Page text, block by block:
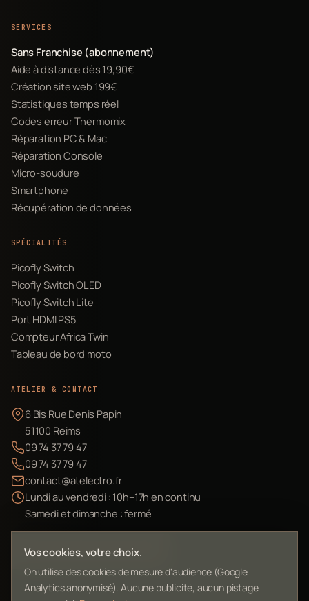
SERVICES
Sans Franchise (abonnement)
Aide à distance dès 19,90€
Création site web 199€
Statistiques temps réel
Codes erreur Thermomix
Réparation PC & Mac
Réparation Console
Micro-soudure
Smartphone
Récupération de données
SPÉCIALITÉS
Picofly Switch
Picofly Switch OLED
Picofly Switch Lite
Port HDMI PS5
Compteur Africa Twin
Tableau de bord moto
ATELIER & CONTACT
6 Bis Rue Denis Papin
51100 Reims
09 74 37 79 47
09 74 37 79 47
contact@atelectro.fr
Lundi au vendredi : 10h–17h en continu
Samedi et dimanche : fermé
Envoyer mon matériel
Vos cookies, votre choix.
On utilise des cookies de mesure d'audience (Google
Analytics anonymisé). Aucune publicité, aucun pistage